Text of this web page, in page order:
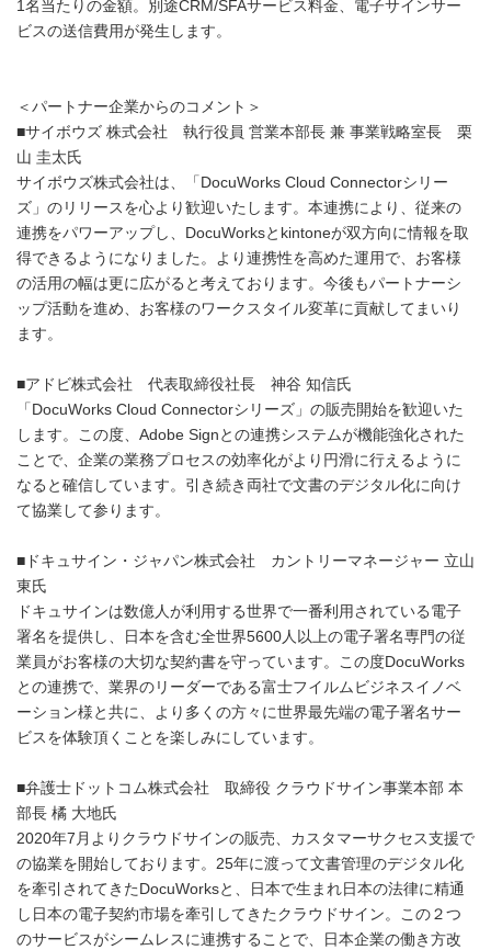
1名当たりの金額。別途CRM/SFAサービス料金、電子サインサー
ビスの送信費用が発生します。
＜パートナー企業からのコメント＞
■サイボウズ 株式会社 執行役員 営業本部長 兼 事業戦略室長 栗
山 圭太氏
サイボウズ株式会社は、「DocuWorks Cloud Connectorシリー
ズ」のリリースを心より歓迎いたします。本連携により、従来の
連携をパワーアップし、DocuWorksとkintoneが双方向に情報を取
得できるようになりました。より連携性を高めた運用で、お客様
の活用の幅は更に広がると考えております。今後もパートナーシ
ップ活動を進め、お客様のワークスタイル変革に貢献してまいり
ます。
■アドビ株式会社 代表取締役社長 神谷 知信氏
「DocuWorks Cloud Connectorシリーズ」の販売開始を歓迎いた
します。この度、Adobe Signとの連携システムが機能強化された
ことで、企業の業務プロセスの効率化がより円滑に行えるように
なると確信しています。引き続き両社で⽂書のデジタル化に向け
て協業して参ります。
■ドキュサイン・ジャパン株式会社 カントリーマネージャー 立山
東氏
​ドキュサインは数億人が利用する世界で一番利用されている電子
署名を提供し、日本を含む全世界5600人以上の電子署名専門の従
業員がお客様の大切な契約書を守っています。この度DocuWorks
との連携で、業界のリーダーである富士フイルムビジネスイノベ
ーション様と共に、より多くの方々に世界最先端の電子署名サー
ビスを体験頂くことを楽しみにしています。
■弁護士ドットコム株式会社 取締役 クラウドサイン事業本部 本
部長 橘 大地氏
2020年7月よりクラウドサインの販売、カスタマーサクセス支援で
の協業を開始しております。25年に渡って文書管理のデジタル化
を牽引されてきたDocuWorksと、日本で生まれ日本の法律に精通
し日本の電子契約市場を牽引してきたクラウドサイン。この２つ
のサービスがシームレスに連携することで、日本企業の働き方改